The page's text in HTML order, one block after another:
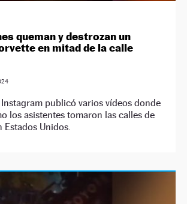
queman y destrozan un
en mitad de la calle
publicó varios vídeos donde
los asistentes tomaron las calles de
Estados Unidos.